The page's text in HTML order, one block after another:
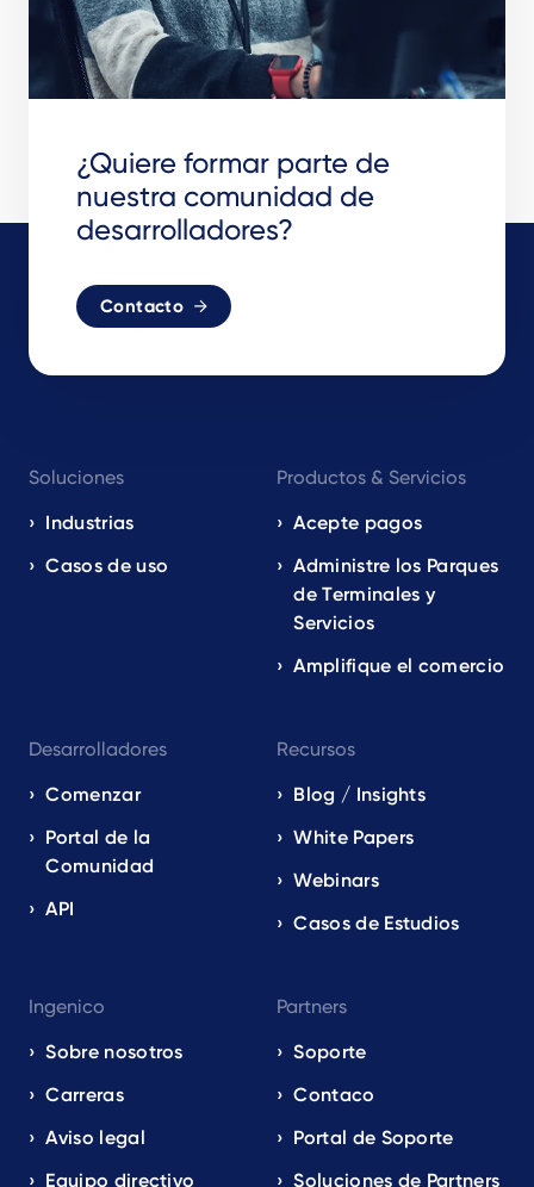
¿Quiere formar parte de
nuestra comunidad de
desarrolladores?
Contacto
navigation
EN
Soluciones
Industrias
Casos de uso
Productos & Servicios
Acepte pagos
Administre los Parques
de Terminales y
Servicios
Amplifique el comercio
Desarrolladores
Comenzar
Portal de la
Comunidad
API
Recursos
Blog / Insights
White Papers
Webinars
Casos de Estudios
Ingenico
Sobre nosotros
Carreras
Aviso legal
Equipo directivo
Partners
Soporte
Contaco
Portal de Soporte
Soluciones de Partners